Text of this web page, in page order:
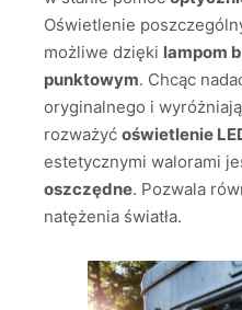
Oświetlenie
możliwe dzięki lampom
punktowym. Chcąc
oryginalnego i
rozważyć oświetlenie
estetycznymi walorami
oszczędne. Pozwala
natężenia światła.